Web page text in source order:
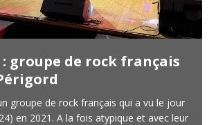
: groupe de rock français
groupe de rock français qui a vu le jour
en 2021. A la fois atypique et avec leur